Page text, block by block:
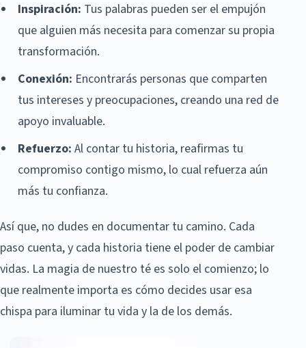
Inspiración: Tus palabras pueden ser el empujón
que alguien más necesita para comenzar su propia
transformación.
Conexión: Encontrarás personas que comparten
tus intereses y preocupaciones, creando una red de
apoyo invaluable.
Refuerzo: Al contar tu historia, reafirmas tu
compromiso contigo mismo, lo cual refuerza aún
más tu confianza.
Así que, no dudes en documentar tu camino. Cada
paso cuenta, y cada historia tiene el poder de cambiar
vidas. La magia de nuestro té es solo el comienzo; lo
que realmente importa es cómo decides usar esa
chispa para iluminar tu vida y la de los demás.